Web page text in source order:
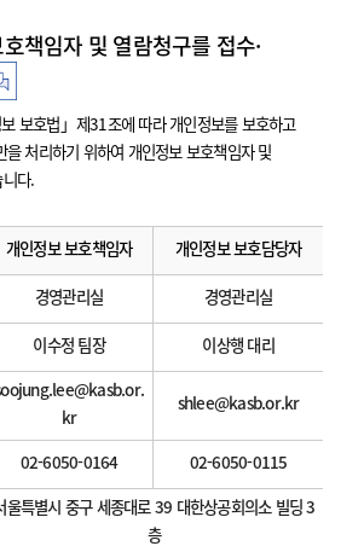
책임자 및 열람청구를 접수·
보호법」제31조에 따라 개인정보를 보호하고
을 처리하기 위하여 개인정보 보호책임자 및
니다.
개인정보 보호책임자 개인정보 보호담당자
경영관리실 경영관리실
이수정 팀장 이상행 대리
kr
shlee@kasb.or.kr
02-6050-0164 02-6050-0115
울특별시 중구 세종대로 39 대한상공회의소 빌딩 3
층